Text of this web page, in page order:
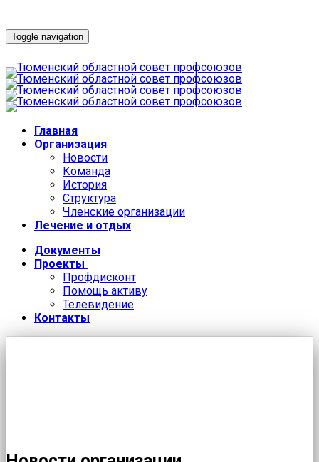
Toggle navigation
Главная
Организация
Новости
Команда
История
Структура
Членские организации
Лечение и отдых
Документы
Проекты
Профдисконт
Помощь активу
Телевидение
Контакты